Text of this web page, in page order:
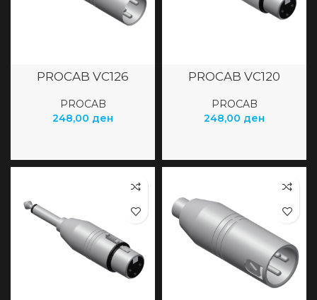
PROCAB VC126
PROCAB
248,00 ден
PROCAB VC120
PROCAB
248,00 ден